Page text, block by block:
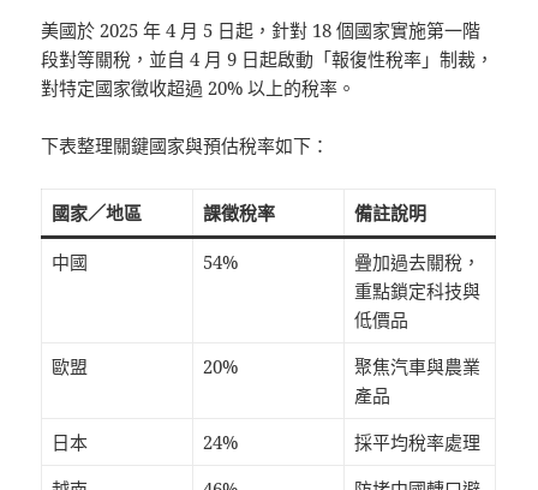
美國於 2025 年 4 月 5 日起，針對 18 個國家實施第一階
段對等關稅，並自 4 月 9 日起啟動「報復性稅率」制裁，
對特定國家徵收超過 20% 以上的稅率。
下表整理關鍵國家與預估稅率如下：
國家／地區 課徵稅率 備註說明
中國 54%
疊加過去關稅，
重點鎖定科技與
低價品
歐盟
20%
聚焦汽車與農業
產品
日本
24%
採平均稅率處理